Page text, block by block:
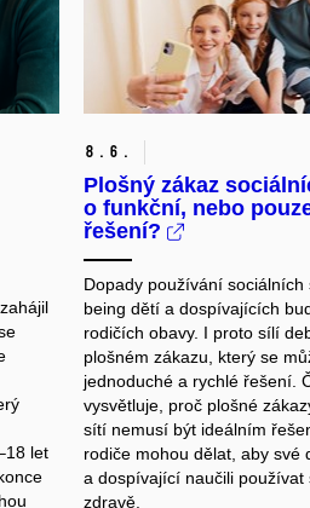
let
8. 6.
Plošný zákaz
o funkční, nebo
řešení?
Dopady používání sociálních
being dětí a dospívajících
rodičích obavy. I proto sílí
plošném zákazu, který se
jednoduché a rychlé řešení.
vysvětluje, proč plošné
sítí nemusí být ideálním
rodiče mohou dělat, aby své
a dospívající naučili používat
zdravě.